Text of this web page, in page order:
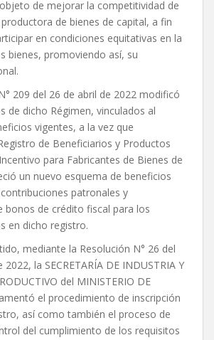
de mejorar la competitividad de
de bienes de capital, a fin
en condiciones equitativas en la
bienes, promoviendo así, su
209 del 26 de abril de 2022 modificó
de dicho Régimen, vinculados al
vigentes, a la vez que
de Beneficiarios y Productos
para Fabricantes de Bienes de
un nuevo esquema de beneficios
patronales y
bonos de crédito fiscal para los
en dicho registro.
mediante la Resolución N° 26 del
la SECRETARÍA DE INDUSTRIA Y
del MINISTERIO DE
el procedimiento de inscripción
así como también el proceso de
del cumplimiento de los requisitos